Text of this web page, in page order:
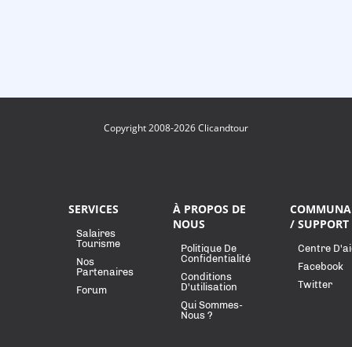
Copyright 2008-2026 Clicandtour
SERVICES
Salaires
Tourisme
Nos
Partenaires
Forum
À PROPOS DE
NOUS
Politique De
Confidentialité
Conditions
D'utilisation
Qui Sommes-
Nous ?
/ SUPPORT
Centre
Facebook
Twitter